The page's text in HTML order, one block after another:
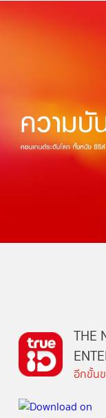
THE
อีกขั้น